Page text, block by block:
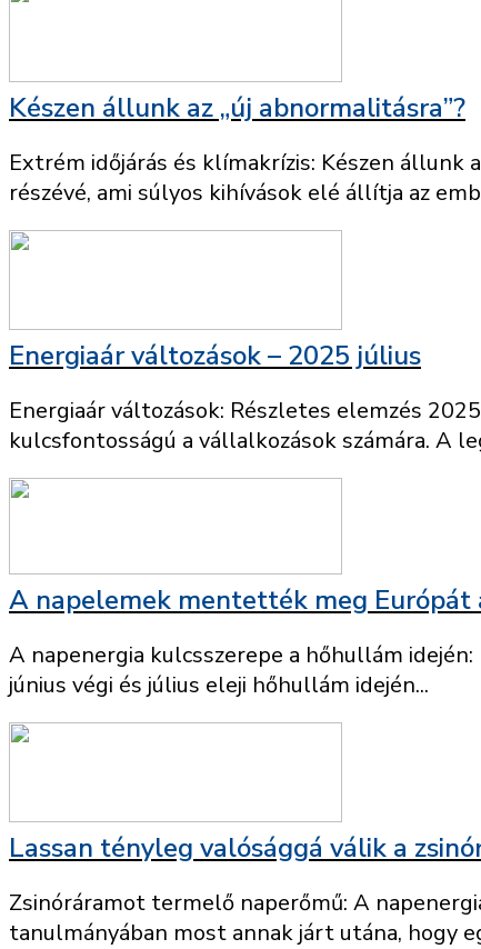
Készen állunk az „új abnormalitásra”?
Extrém időjárás és klímakrízis: Készen állunk
részévé, ami súlyos kihívások elé állítja az
Energiaár változások – 2025 július
Energiaár változások: Részletes elemzés
kulcsfontosságú a vállalkozások számára. A
A napelemek mentették meg
A napenergia kulcsszerepe a hőhullám
június végi és július eleji hőhullám idején...
Lassan tényleg valósággá válik a
Zsinóráramot termelő naperőmű: A
tanulmányában most annak járt utána, hogy